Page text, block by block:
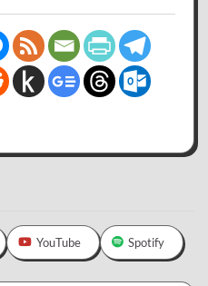
YouTube Spotify